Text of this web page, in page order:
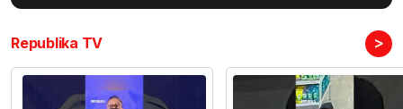
Republika TV >